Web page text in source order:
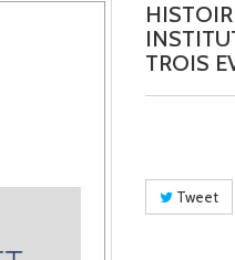
TROIS
Tweet